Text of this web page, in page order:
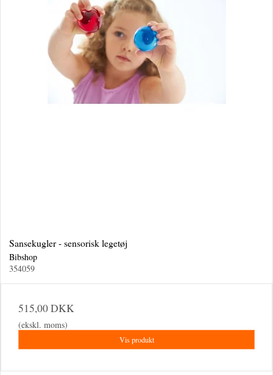
Sansekugler - sensorisk legetøj
Bibshop
354059
515,00 DKK
(ekskl. moms)
Vis produkt